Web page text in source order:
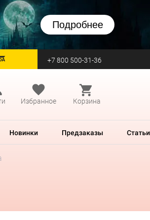
Подробнее
перейти на Zvezda +7 800 500-31-36
Избранное Корзина
Новинки Предзаказы Статьи